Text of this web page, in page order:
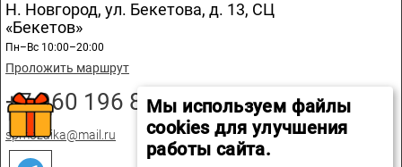
Н. Новгород, ул. Бекетова, д. 13, СЦ
«Бекетов»
Пн–Вс 10:00–20:00
Проложить маршрут
+7 960 196 89 20
spmozaika@mail.ru
Мы используем файлы
cookies для улучшения
работы сайта.